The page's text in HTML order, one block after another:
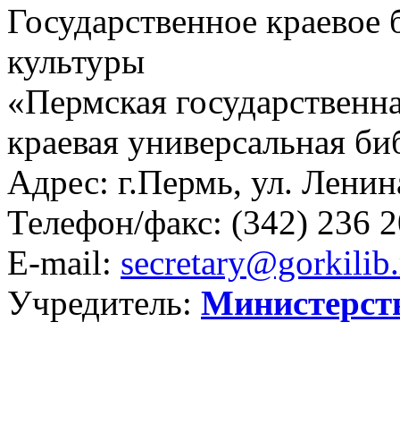
Государственное
культуры
«Пермская
краевая универсальная
Адрес: г.Пермь, ул.
Телефон/факс: (342) 236
E-mail:
Учредитель: